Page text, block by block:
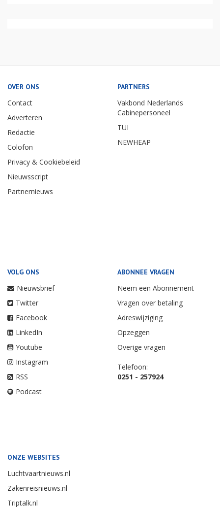
OVER ONS
Contact
Adverteren
Redactie
Colofon
Privacy & Cookiebeleid
Nieuwsscript
Partnernieuws
PARTNERS
Vakbond Nederlands
Cabinepersoneel
TUI
NEWHEAP
VOLG ONS
Nieuwsbrief
Twitter
Facebook
LinkedIn
Youtube
Instagram
RSS
Podcast
ABONNEE VRAGEN
Neem een Abonnement
Vragen over betaling
Adreswijziging
Opzeggen
Overige vragen
Telefoon:
0251 - 257924
ONZE WEBSITES
Luchtvaartnieuws.nl
Zakenreisnieuws.nl
Triptalk.nl